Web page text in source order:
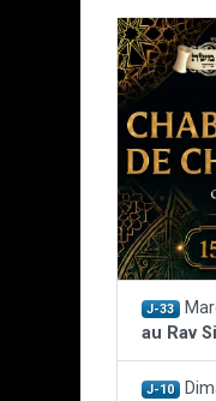
J-33
au Rav
J-10